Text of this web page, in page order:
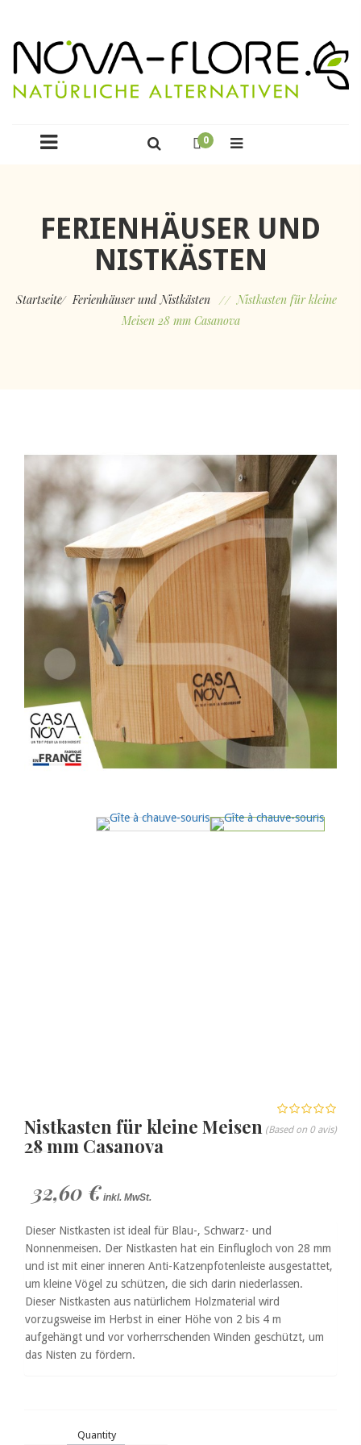
0
FERIENHÄUSER UND
NISTKÄSTEN
Startseite Ferienhäuser und Nistkästen
Nistkasten für kleine
Meisen 28 mm Casanova
(Based on 0 avis)
Nistkasten für kleine Meisen
28 mm Casanova
32,60 € inkl. MwSt.
Dieser Nistkasten ist ideal für Blau-, Schwarz- und
Nonnenmeisen. Der Nistkasten hat ein Einflugloch von 28 mm
und ist mit einer inneren Anti-Katzenpfotenleiste ausgestattet,
um kleine Vögel zu schützen, die sich darin niederlassen.
Dieser Nistkasten aus natürlichem Holzmaterial wird
vorzugsweise im Herbst in einer Höhe von 2 bis 4 m
aufgehängt und vor vorherrschenden Winden geschützt, um
das Nisten zu fördern.
Quantity